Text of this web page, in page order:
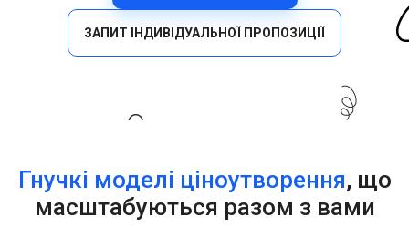
ЗАПИТ ІНДИВІДУАЛЬНОЇ ПРОПОЗИЦІЇ
Гнучкі моделі ціноутворення, що
масштабуються разом з вами